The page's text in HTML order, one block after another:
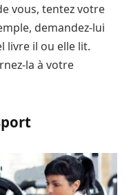
vous, tentez votre
demandez-lui
livre il ou elle lit.
la à votre